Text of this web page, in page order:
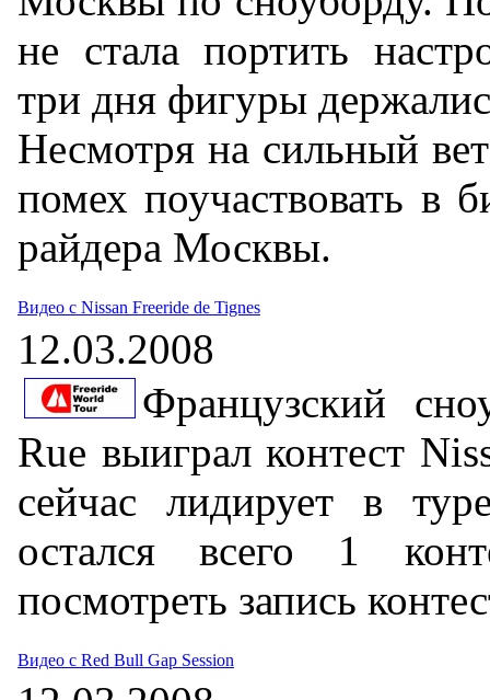
не стала портить
три дня фигуры
Несмотря на сильный
помех поучаствовать в
райдера Москвы.
Видео с Nissan Freeride de Tignes
12.03.2008
Французский
Rue выиграл контест
сейчас лидирует в
остался всего 1
посмотреть запись
Видео с Red Bull Gap Session